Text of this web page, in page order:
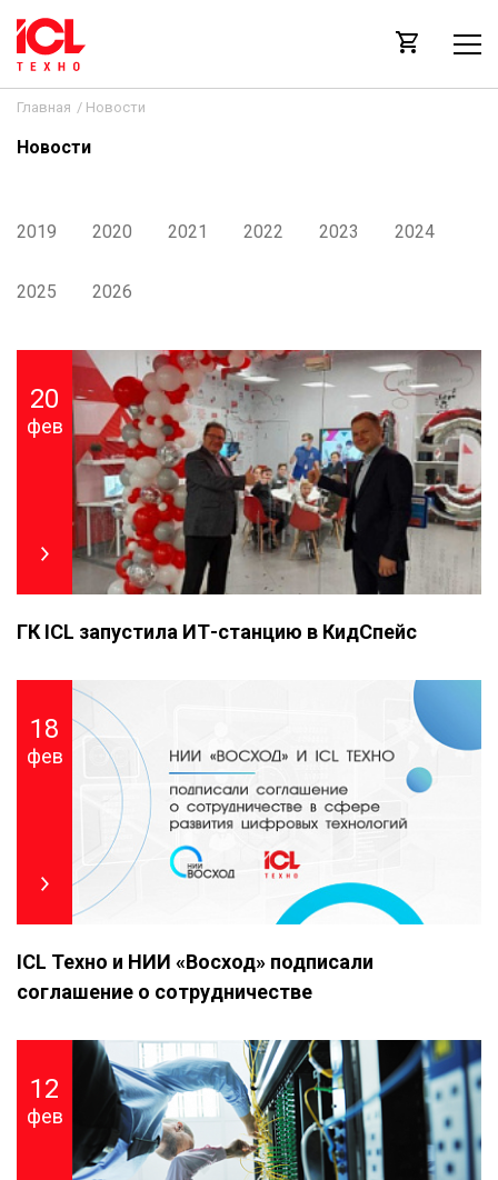
Главная / Новости
Новости
2019 2020 2021 2022 2023 2024
2025 2026
20
фев
ГК ICL запустила ИТ-станцию в КидСпейс
18
фев
ICL Техно и НИИ «Восход» подписали
соглашение о сотрудничестве
12
фев